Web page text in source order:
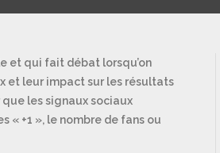
et qui fait débat lorsqu’on
et leur impact sur les résultats
les signaux sociaux
« +1 », le nombre de fans ou